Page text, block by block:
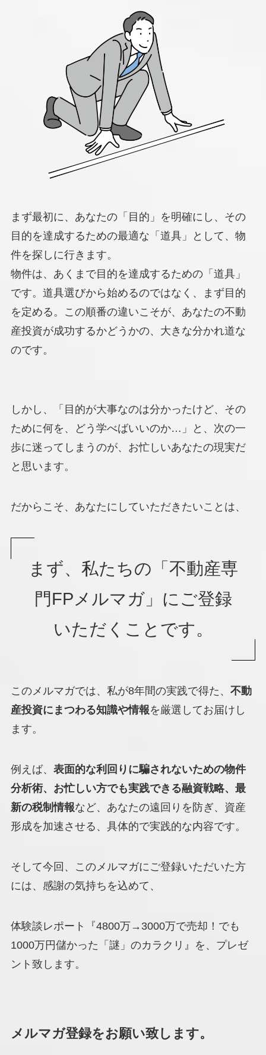
まず最初に、あなたの「目的」を明確にし、その
目的を達成するための最適な「道具」として、物
件を探しに行きます。
物件は、あくまで目的を達成するための「道具」
です。道具選びから始めるのではなく、まず目的
を定める。この順番の違いこそが、あなたの不動
産投資が成功するかどうかの、大きな分かれ道な
のです。
しかし、「目的が大事なのは分かったけど、その
ために何を、どう学べばいいのか…」と、次の一
歩に迷ってしまうのが、お忙しいあなたの現実だ
と思います。
だからこそ、あなたにしていただきたいことは、
まず、私たちの「不動産専
門FPメルマガ」にご登録
いただくことです。
このメルマガでは、私が8年間の実践で得た、 不動
産投資にまつわる知識や情報を厳選してお届けし
ます。
例えば、 表面的な利回りに騙されないための物件
分析術、お忙しい方でも実践できる融資戦略、最
新の税制情報など、あなたの遠回りを防ぎ、資産
形成を加速させる、具体的で実践的な内容です。
そして今回、このメルマガにご登録いただいた方
には、感謝の気持ちを込めて、
体験談レポート『4800万→3000万で売却！でも
1000万円儲かった「謎」のカラクリ』を、プレゼ
ント致します。
メルマガ登録をお願い致します。